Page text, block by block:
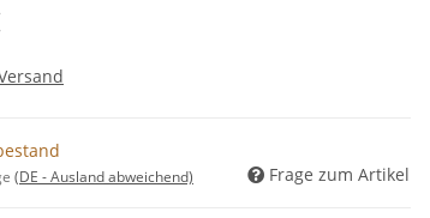
(DE - Ausland abweichend) Frage zum Artikel